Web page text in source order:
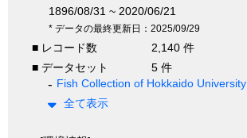
1896/08/31 ~ 2020/06/21
* データの最終更新日：2025/09/29
■ レコード数
2,140 件
■ データセット
5 件
Fish Collection of Hokkaido University
全て表示